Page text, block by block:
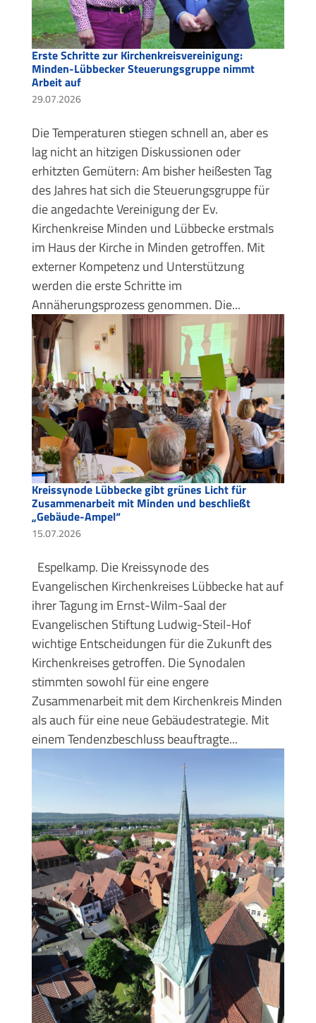
Erste Schritte zur Kirchenkreisvereinigung:
Minden-Lübbecker Steuerungsgruppe nimmt
Arbeit auf
29.07.2026
Die Temperaturen stiegen schnell an, aber es
lag nicht an hitzigen Diskussionen oder
erhitzten Gemütern: Am bisher heißesten Tag
des Jahres hat sich die Steuerungsgruppe für
die angedachte Vereinigung der Ev.
Kirchenkreise Minden und Lübbecke erstmals
im Haus der Kirche in Minden getroffen. Mit
externer Kompetenz und Unterstützung
werden die erste Schritte im
Annäherungsprozess genommen. Die...
Kreissynode Lübbecke gibt grünes Licht für
Zusammenarbeit mit Minden und beschließt
„Gebäude-Ampel“
15.07.2026
Espelkamp. Die Kreissynode des
Evangelischen Kirchenkreises Lübbecke hat auf
ihrer Tagung im Ernst-Wilm-Saal der
Evangelischen Stiftung Ludwig-Steil-Hof
wichtige Entscheidungen für die Zukunft des
Kirchenkreises getroffen. Die Synodalen
stimmten sowohl für eine engere
Zusammenarbeit mit dem Kirchenkreis Minden
als auch für eine neue Gebäudestrategie. Mit
einem Tendenzbeschluss beauftragte...